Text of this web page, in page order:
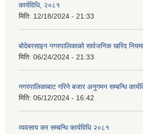
कार्यविधि, २०८१
मिति: 12/18/2024 - 21:33
बोदेबरसाइन नगरपालिकाको सार्वजनिक खरिद
मिति: 06/24/2024 - 21:33
नगरपालिकाबाट गरिने बजार अनुगमन सम्बन्धि
मिति: 06/12/2024 - 16:42
व्यवसाय कर सम्बन्धि कार्यविधि २०८१